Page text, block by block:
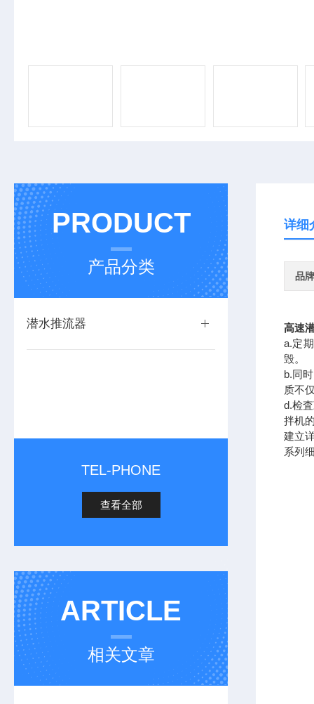
PRODUCT
产品分类
潜水推流器
TEL-PHONE
查看全部
ARTICLE
相关文章
详细
品牌
高速
a.定
毁。
b.同
质不
d.检
拌机
建立
系列